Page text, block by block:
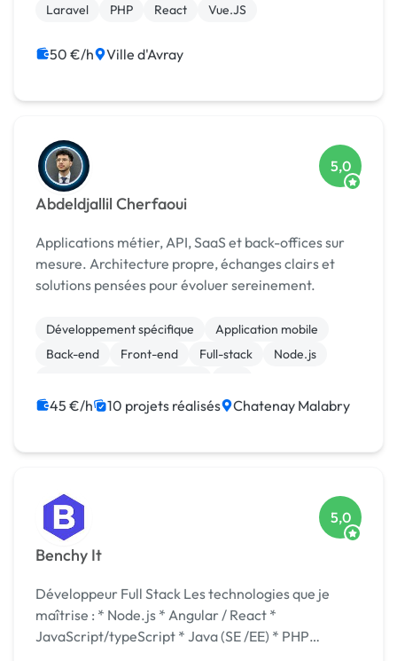
Laravel
PHP React Vue.JS
50 €/h Ville d'Avray
Abdeldjallil Cherfaoui
5,0
Applications métier, API, SaaS et back-offices sur
mesure. Architecture propre, échanges clairs et
solutions pensées pour évoluer sereinement.
Développement spécifique
Application mobile
Back-end
Front-end Full-stack
Node.js
Base de données
React
45 €/h 10 projets réalisés Chatenay Malabry
Benchy It
5,0
Développeur Full Stack Les technologies que je
maîtrise : * Node.js * Angular / React *
JavaScript/typeScript * Java (SE /EE) * PHP